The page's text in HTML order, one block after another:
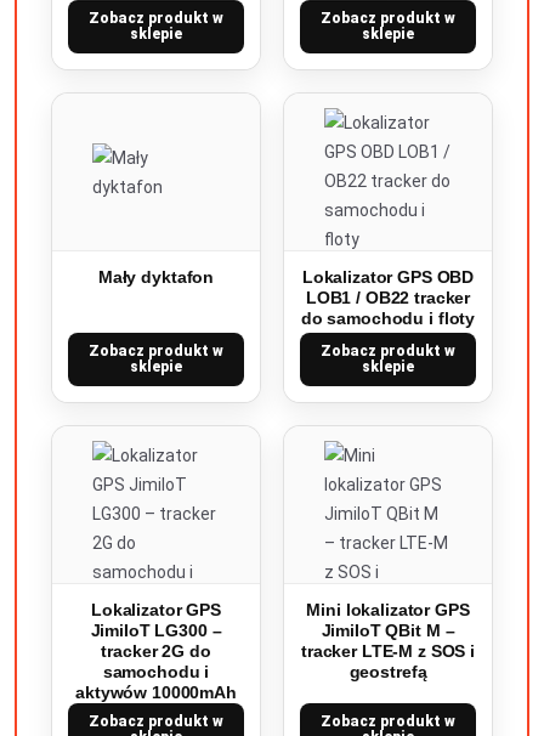
Zobacz produkt w
sklepie
Zobacz produkt w
sklepie
Mały dyktafon
Zobacz produkt w
sklepie
Lokalizator GPS OBD
LOB1 / OB22 tracker
do samochodu i floty
Zobacz produkt w
sklepie
Lokalizator GPS
JimiIoT LG300 –
tracker 2G do
samochodu i
aktywów 10000mAh
Zobacz produkt w
Mini lokalizator GPS
JimiIoT QBit M –
tracker LTE-M z SOS i
geostrefą
Zobacz produkt w